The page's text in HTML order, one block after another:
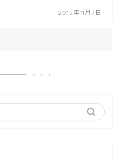
2015年11月7日